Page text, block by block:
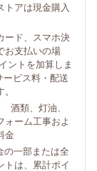
トアは現金購入
ード、スマホ決
お支払いの場
ントを加算しま
ビス料・配送
酒類、灯油、
ォーム工事およ
金
の一部または全
トは、累計ポイ